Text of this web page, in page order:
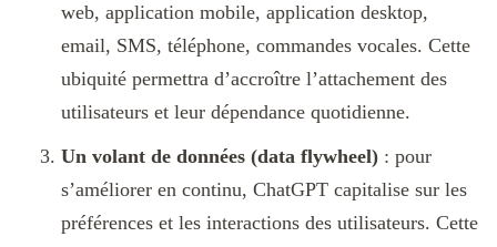
web, application mobile, application desktop,
email, SMS, téléphone, commandes vocales. Cette
ubiquité permettra d’accroître l’attachement des
utilisateurs et leur dépendance quotidienne.
Un volant de données (data flywheel) : pour
s’améliorer en continu, ChatGPT capitalise sur les
préférences et les interactions des utilisateurs. Cette